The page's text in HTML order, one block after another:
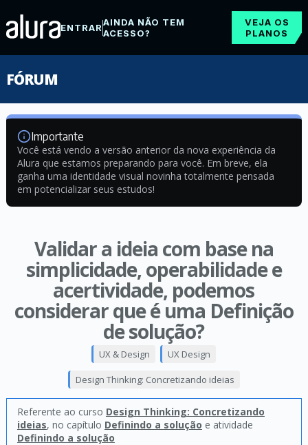
ENTRARAINDA NÃO TEM
ACESSO?
VEJA OS
PLANOS
FÓRUM
Importante
Você está vendo a versão anterior da nova experiência da
Alura que estamos preparando para você. Em breve, ela
ganha uma identidade visual novinha totalmente pensada
em potencializar seus estudos!
Validar a ideia com base na
simplicidade, operabilidade e
acertividade, podemos
considerar que é uma Definição
de solução?
UX & Design UX Design
Design Thinking: Concretizando ideias
Referente ao curso Design Thinking: Concretizando
ideias, no capítulo Definindo a solução e atividade
Definindo a solução